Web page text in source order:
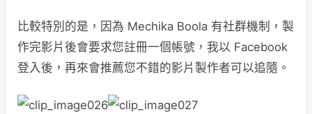
比較特別的是，因為 Mechika Boola 有社群機制，製
作完影片後會要求您註冊一個帳號，我以 Facebook
登入後，再來會推薦您不錯的影片製作者可以追隨。